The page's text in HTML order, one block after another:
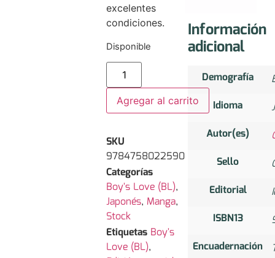
excelentes
condiciones.
Disponible
Agregar al carrito
SKU
9784758022590
Categorías
Boy's Love (BL),
Japonés, Manga,
Stock
Etiquetas Boy's
Love (BL),
Información
adicional
Demografía
Idioma
Autor(es)
Sello
Editorial
ISBN13
Encuadernación